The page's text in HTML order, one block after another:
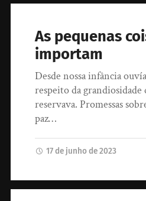
As pequenas
importam
Desde nossa infância
respeito da
reservava. Promessas
paz…
17 de junho de 2023